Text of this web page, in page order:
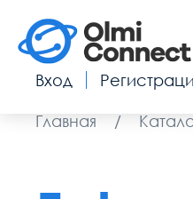
Вход
Главная /